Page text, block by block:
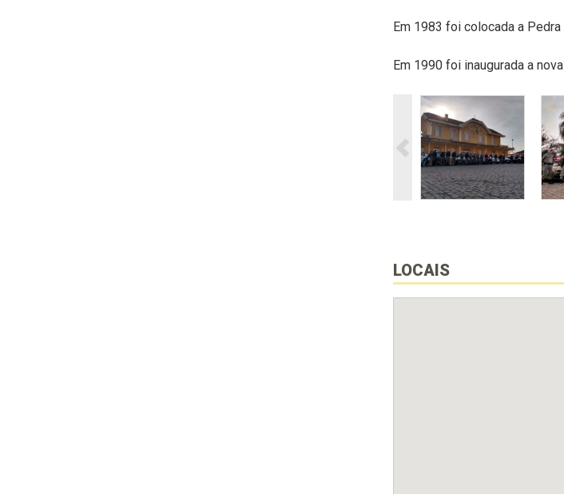
Em 1983 foi colocada a
Em 1990 foi inaugurada a
LOCAIS